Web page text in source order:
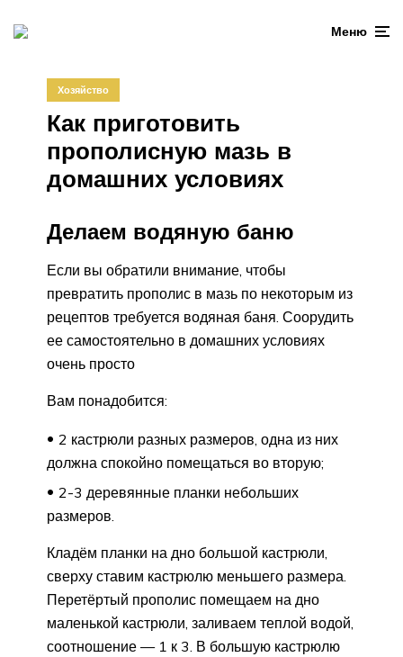
Меню
Хозяйство
Как приготовить
прополисную мазь в
домашних условиях
Делаем водяную баню
Если вы обратили внимание, чтобы
превратить прополис в мазь по некоторым из
рецептов требуется водяная баня. Соорудить
ее самостоятельно в домашних условиях
очень просто
Вам понадобится:
2 кастрюли разных размеров, одна из них
должна спокойно помещаться во вторую;
2-3 деревянные планки небольших
размеров.
Кладём планки на дно большой кастрюли,
сверху ставим кастрюлю меньшего размера.
Перетёртый прополис помещаем на дно
маленькой кастрюли, заливаем теплой водой,
соотношение — 1 к 3. В большую кастрюлю